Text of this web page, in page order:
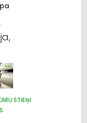
STIEŅI